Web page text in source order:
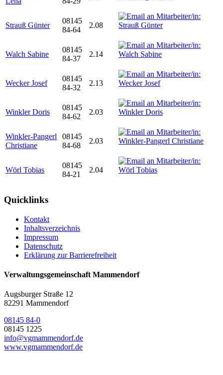
Strauß Günter
08145
84-64
2.08
Walch Sabine
08145
84-37
2.14
Wecker Josef
08145
84-32
2.13
Winkler Doris
08145
84-62
2.03
Winkler-Pangerl
Christiane
08145
84-68
2.03
Wörl Tobias
08145
84-21
2.04
Quicklinks
Kontakt
Inhaltsverzeichnis
Impressum
Datenschutz
Erklärung zur Barrierefreiheit
Verwaltungsgemeinschaft Mammendorf
Augsburger Straße 12
82291 Mammendorf
08145 84-0
08145 1225
info@vgmammendorf.de
www.vgmammendorf.de